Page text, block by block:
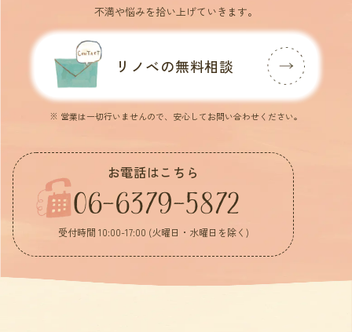
不満や悩みを拾い上げていきます。
リノベの無料相談
※ 営業は一切行いませんので、安心してお問い合わせください。
お電話はこちら
06-6379-5872
受付時間 10:00-17:00 (火曜日・水曜日を除く)